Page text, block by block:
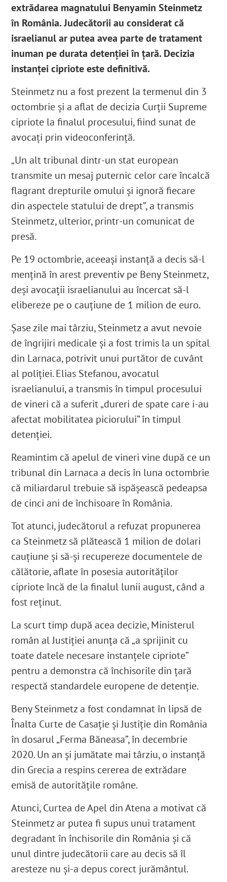
extrădarea magnatului Benyamin Steinmetz
în România. Judecătorii au considerat că
israelianul ar putea avea parte de tratament
inuman pe durata detenției în țară. Decizia
instanței cipriote este definitivă.
Steinmetz nu a fost prezent la termenul din 3
octombrie și a aflat de decizia Curții Supreme
cipriote la finalul procesului, fiind sunat de
avocați prin videoconferință.
„Un alt tribunal dintr-un stat european
transmite un mesaj puternic celor care încalcă
flagrant drepturile omului și ignoră fiecare
din aspectele statului de drept”, a transmis
Steinmetz, ulterior, printr-un comunicat de
presă.
Pe 19 octombrie, aceeași instanță a decis să-l
mențină în arest preventiv pe Beny Steinmetz,
deși avocații israelianului au încercat să-l
elibereze pe o cauțiune de 1 milion de euro.
Șase zile mai târziu, Steinmetz a avut nevoie
de îngrijiri medicale și a fost trimis la un spital
din Larnaca, potrivit unui purtător de cuvânt
al poliției. Elias Stefanou, avocatul
israelianului, a transmis în timpul procesului
de vineri că a suferit „dureri de spate care i-au
afectat mobilitatea piciorului” în timpul
detenției.
Reamintim că apelul de vineri vine după ce un
tribunal din Larnaca a decis în luna octombrie
că miliardarul trebuie să ispășească pedeapsa
de cinci ani de închisoare în România.
Tot atunci, judecătorul a refuzat propunerea
ca Steinmetz să plătească 1 milion de dolari
cauțiune și să-și recupereze documentele de
călătorie, aflate în posesia autorităților
cipriote încă de la finalul lunii august, când a
fost reținut.
La scurt timp după acea decizie, Ministerul
român al Justiției anunța că „a sprijinit cu
toate datele necesare instanțele cipriote”
pentru a demonstra că închisorile din țară
respectă standardele europene de detenție.
Beny Steinmetz a fost condamnat în lipsă de
Înalta Curte de Casație și Justiție din România
în dosarul „Ferma Băneasa”, în decembrie
2020. Un an și jumătate mai târziu, o instanță
din Grecia a respins cererea de extrădare
emisă de autoritățile române.
Atunci, Curtea de Apel din Atena a motivat că
Steinmetz ar putea fi supus unui tratament
degradant în închisorile din România și că
unul dintre judecătorii care au decis să îl
aresteze nu și-a depus corect jurământul.